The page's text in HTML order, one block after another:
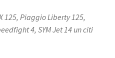
125, Piaggio Liberty 125,
4, SYM Jet 14 un citi